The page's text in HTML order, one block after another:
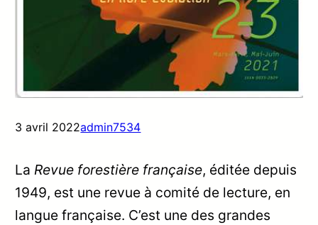
3 avril 2022admin7534
LaRevue forestière française, éditée depuis
1949, est une revue à comité de lecture, en
langue française. C’est une des grandes